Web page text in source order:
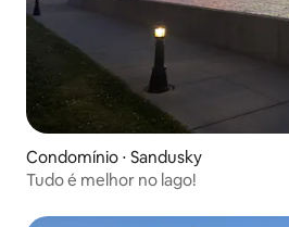
Condomínio ⋅ Sandusky
Tudo é melhor no lago!